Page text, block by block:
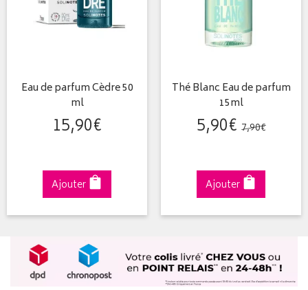
Eau de parfum Cèdre 50
ml
15,90€
Ajouter
Thé Blanc Eau de parfum
15ml
5,90€ 7,90€
Ajouter